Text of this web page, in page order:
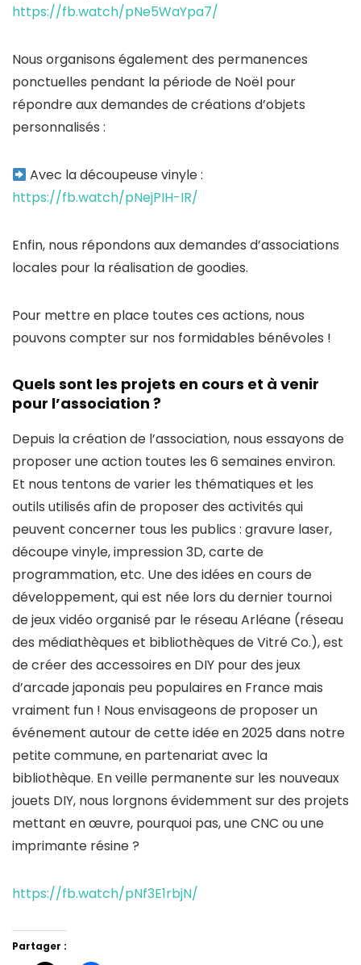
https://fb.watch/pNe5WaYpa7/
Nous organisons également des permanences
ponctuelles pendant la période de Noël pour
répondre aux demandes de créations d’objets
personnalisés :
Avec la découpeuse vinyle :
https://fb.watch/pNejPIH-IR/
Enfin, nous répondons aux demandes d’associations
locales pour la réalisation de goodies.
Pour mettre en place toutes ces actions, nous
pouvons compter sur nos formidables bénévoles !
Quels sont les projets en cours et à venir
pour l’association ?
Depuis la création de l’association, nous essayons de
proposer une action toutes les 6 semaines environ.
Et nous tentons de varier les thématiques et les
outils utilisés afin de proposer des activités qui
peuvent concerner tous les publics : gravure laser,
découpe vinyle, impression 3D, carte de
programmation, etc. Une des idées en cours de
développement, qui est née lors du dernier tournoi
de jeux vidéo organisé par le réseau Arléane (réseau
des médiathèques et bibliothèques de Vitré Co.), est
de créer des accessoires en DIY pour des jeux
d’arcade japonais peu populaires en France mais
vraiment fun ! Nous envisageons de proposer un
événement autour de cette idée en 2025 dans notre
petite commune, en partenariat avec la
bibliothèque. En veille permanente sur les nouveaux
jouets DIY, nous lorgnons évidemment sur des projets
mettant en œuvre, pourquoi pas, une CNC ou une
imprimante résine ?
https://fb.watch/pNf3E1rbjN/
Partager :